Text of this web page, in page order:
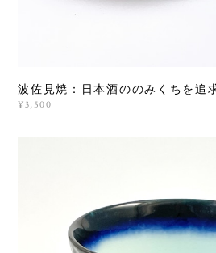
波佐見焼：日本酒ののみくちを追
¥3,500